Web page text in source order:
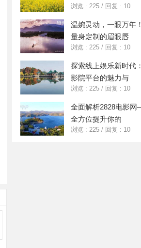
浏览 : 225 / 回复 : 10
温婉灵动，一眼万年
量身定制的眉眼唇
浏览 : 225 / 回复 : 10
探索线上娱乐新时代
影院平台的魅力与
浏览 : 225 / 回复 : 10
全面解析2828电影
全方位提升你的
浏览 : 225 / 回复 : 10